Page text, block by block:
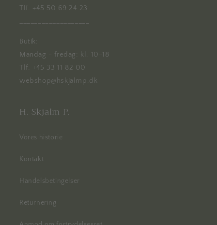
Tlf. +45 50 69 24 23
Butik:
Mandag - fredag: kl. 10-18
Tlf. +45 33 11 82 00
webshop@hskjalmp.dk
H. Skjalm P.
Vores historie
Kontakt
Handelsbetingelser
Returnering